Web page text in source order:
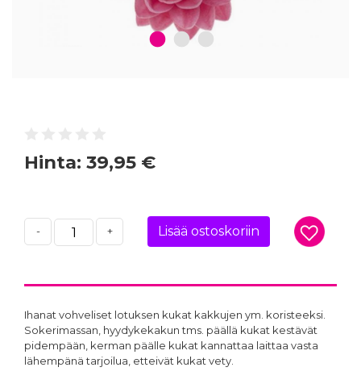
1 2 3
Hinta: 39,95 €
- + Lisää ostoskoriin
Ihanat vohveliset lotuksen kukat kakkujen ym. koristeeksi.
Sokerimassan, hyydykekakun tms. päällä kukat kestävät
pidempään, kerman päälle kukat kannattaa laittaa vasta
lähempänä tarjoilua, etteivät kukat vety.